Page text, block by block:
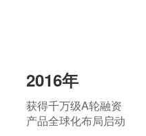
2016年
获得千万级A轮融资
产品全球化布局启动